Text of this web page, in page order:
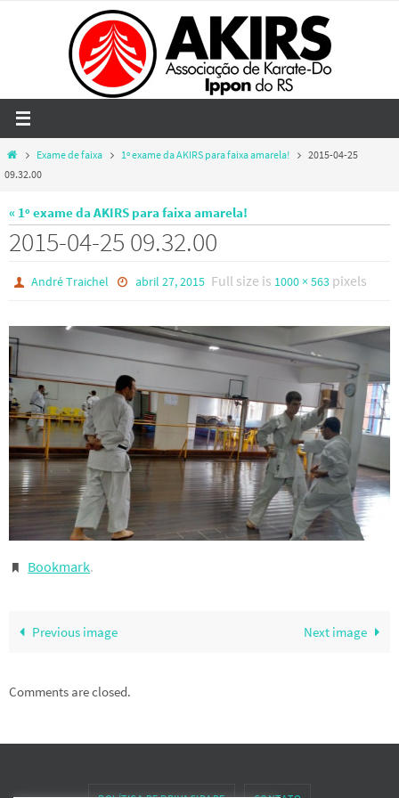
HomeExame de faixa 1º exame da AKIRS para faixa amarela!
2015-04-25
09.32.00
« 1º exame da AKIRS para faixa amarela!
2015-04-25 09.32.00
André Traichel abril 27, 2015 Full size is 1000 × 563pixels
Bookmark.
Previous image Next image
Comments are closed.